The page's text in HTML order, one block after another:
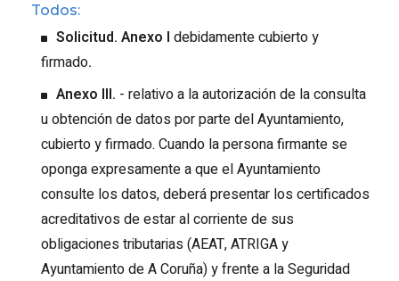
Todos:
Solicitud. Anexo I debidamente cubierto y
firmado.
Anexo III. - relativo a la autorización de la consulta
u obtención de datos por parte del Ayuntamiento,
cubierto y firmado. Cuando la persona firmante se
oponga expresamente a que el Ayuntamiento
consulte los datos, deberá presentar los certificados
acreditativos de estar al corriente de sus
obligaciones tributarias (AEAT, ATRIGA y
Ayuntamiento de A Coruña) y frente a la Seguridad